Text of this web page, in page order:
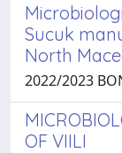
Sucuk
North
2022/2023
OF VIILI